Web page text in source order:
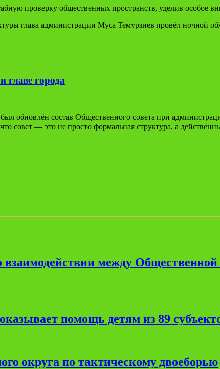
проверку общественных пространств, уделив
глава администрации Муса Темурзиев провёл ночной
главе города
обновлён состав Общественного совета при
совет — это не просто формальная структура, а
взаимодействии между
помощь детям из 89
округа по тактическому двоеборью